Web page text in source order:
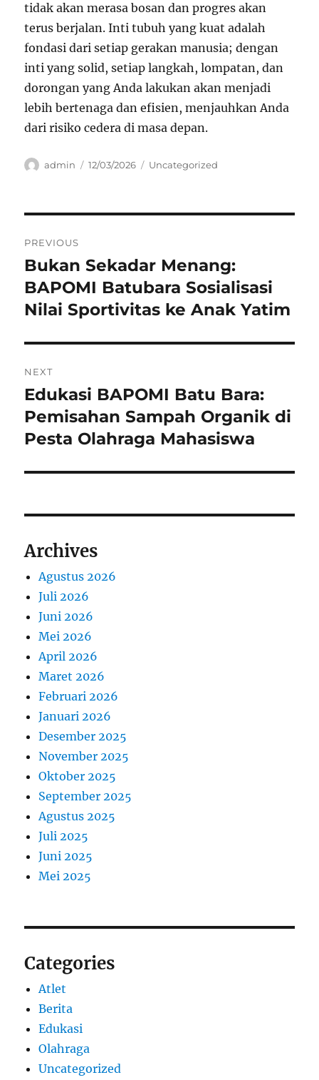
tidak akan merasa bosan dan progres akan
terus berjalan. Inti tubuh yang kuat adalah
fondasi dari setiap gerakan manusia; dengan
inti yang solid, setiap langkah, lompatan, dan
dorongan yang Anda lakukan akan menjadi
lebih bertenaga dan efisien, menjauhkan Anda
dari risiko cedera di masa depan.
Author
admin
Posted
12/03/2026 Categories
Uncategorized
pos
PREVIOUS
Previous
post:
Bukan Sekadar Menang:
BAPOMI Batubara Sosialisasi
Nilai Sportivitas ke Anak Yatim
NEXT
Next
post:
Edukasi BAPOMI Batu Bara:
Pemisahan Sampah Organik di
Pesta Olahraga Mahasiswa
Archives
Agustus 2026
Juli 2026
Juni 2026
Mei 2026
April 2026
Maret 2026
Februari 2026
Januari 2026
Desember 2025
November 2025
Oktober 2025
September 2025
Agustus 2025
Juli 2025
Juni 2025
Mei 2025
Categories
Atlet
Berita
Edukasi
Olahraga
Uncategorized